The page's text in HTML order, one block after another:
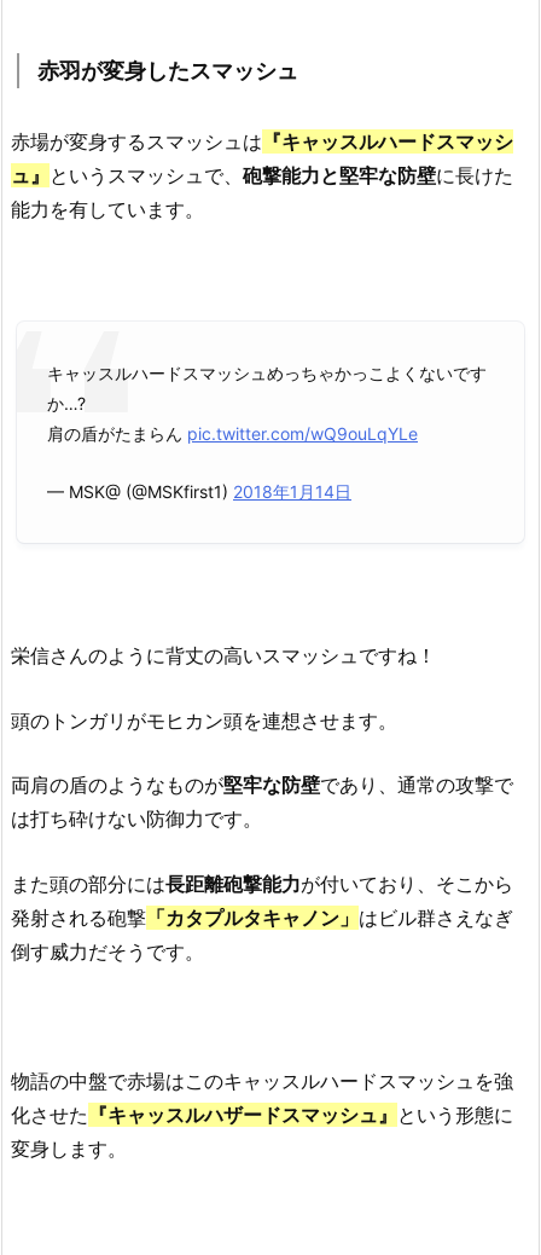
赤羽が変身したスマッシュ
赤場が変身するスマッシュは 『キャッスルハードスマッシ
ュ』 というスマッシュで、 砲撃能力と堅牢な防壁に長けた
能力を有しています。
キャッスルハードスマッシュめっちゃかっこよくないです
か…?
肩の盾がたまらん pic.twitter.com/wQ9ouLqYLe
— MSK@ (@MSKfirst1) 2018年1月14日
栄信さんのように背丈の高いスマッシュですね！
頭のトンガリがモヒカン頭を連想させます。
両肩の盾のようなものが堅牢な防壁であり、通常の攻撃で
は打ち砕けない防御力です。
また頭の部分には長距離砲撃能力が付いており、そこから
発射される砲撃 「カタプルタキャノン」 はビル群さえなぎ
倒す威力だそうです。
物語の中盤で赤場はこのキャッスルハードスマッシュを強
化させた 『キャッスルハザードスマッシュ』 という形態に
変身します。